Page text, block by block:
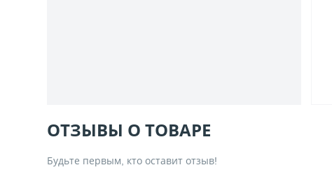
ОТЗЫВЫ О ТОВАРЕ
Будьте первым, кто оставит отзыв!